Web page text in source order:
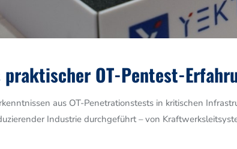
OT-Pentest-
aus OT-Penetrationstests in kritischen
Industrie durchgeführt – von